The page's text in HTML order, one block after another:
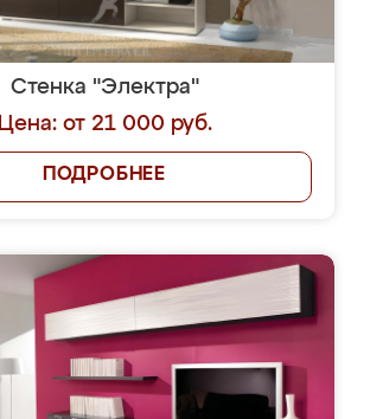
Стенка "Электра"
Цена: от 21 000 руб.
ПОДРОБНЕЕ